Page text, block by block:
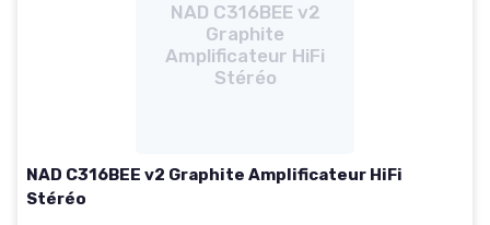
NAD C316BEE v2
Graphite
Amplificateur HiFi
Stéréo
NAD C316BEE v2 Graphite Amplificateur HiFi
Stéréo